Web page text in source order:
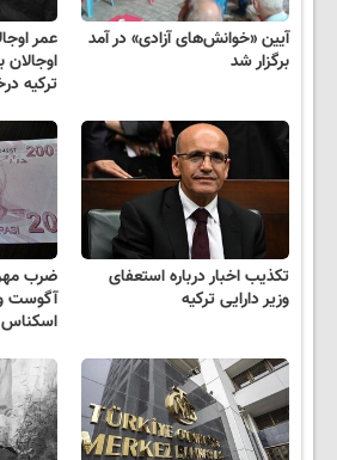
آیین «خوانش‌های آزادی» در آمد
برگزار شد
عمر
ترکیه
تکذیب اخبار درباره استعفای
وزیر دارایی ترکیه
آگوست
اسکناس